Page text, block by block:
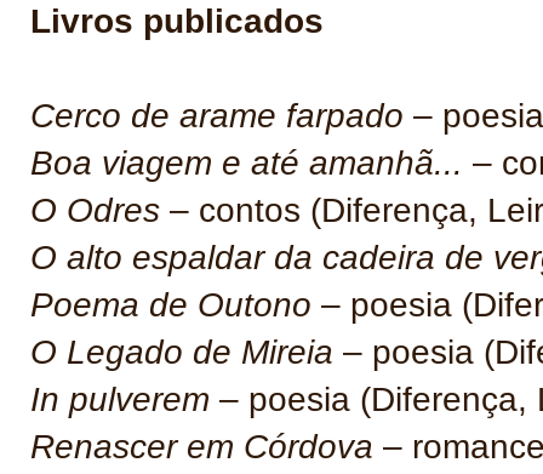
Livros publicados
Cerco de arame farpado –
Boa viagem e até amanhã... –
O Odres – contos (Diferença,
O alto espaldar da cadeira de
Poema de Outono – poesia
O Legado de Mireia – poesia
In pulverem – poesia (Diferença,
Renascer em Córdova –